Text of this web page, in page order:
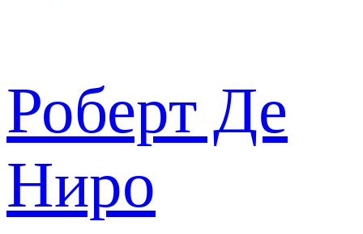
Роберт Де
Ниро